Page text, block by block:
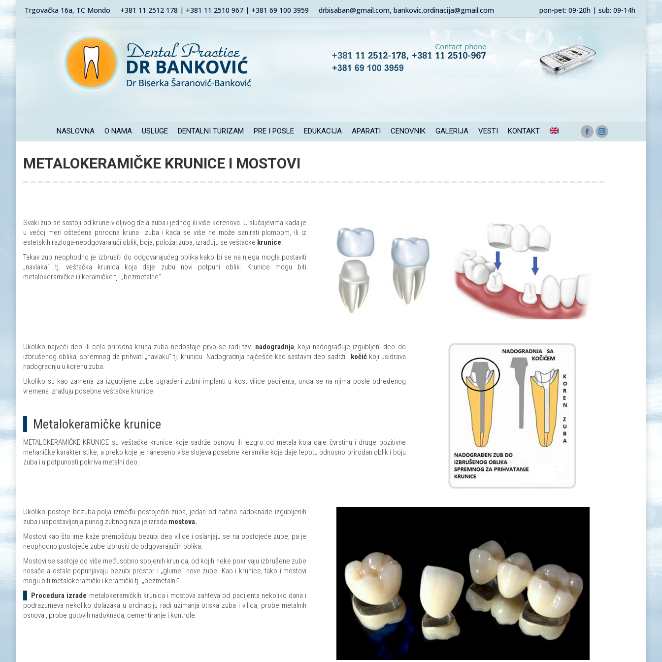
Trgovačka 16a, TC Mondo +381 11 2512 178 | +381 11 2510 967 | +381 69 100 3959 drbisaban@gmail.com, bankovic.ordinacija@gmail.com pon-pet: 09-20h | sub: 09-14h
NASLOVNA O NAMA USLUGE DENTALNI TURIZAM PRE I POSLE EDUKACIJA APARATI CENOVNIK GALERIJA VESTI KONTAKT
FacebookInstagram
METALOKERAMIČKE KRUNICE I MOSTOVI
Svaki zub se sastoji od krune-vidljivog dela zuba i jednog ili više korenova. U slučajevima kada je
u većoj meri oštećena prirodna kruna zuba i kada se više ne može sanirati plombom, ili iz
estetskih razloga-neodgovarajući oblik, boja, položaj zuba, izrađuju se veštačke krunice.
Takav zub neophodno je izbrusiti do odgovarajućeg oblika kako bi se na njega mogla postaviti
„navlaka“ tj. veštačka krunica koja daje zubu novi potpuni oblik. Krunice mogu biti
metalokeramičke ili keramičke tj. „bezmetalne“.
Ukoliko najveći deo ili cela prirodna kruna zuba nedostaje prvo se radi tzv. nadogradnja, koja nadograđuje izgubljeni deo do
izbrušenog oblika, spremnog da prihvati „navlaku“ tj. krunicu. Nadogradnja najčešće kao sastavni deo sadrži i kočić koji usidrava
nadogradnju u korenu zuba.
Ukoliko su kao zamena za izgubljene zube ugrađeni zubni implanti u kost vilice pacijenta, onda se na njima posle određenog
vremena izrađuju posebne veštačke krunice.
Metalokeramičke krunice
METALOKERAMIČKE KRUNICE su veštačke krunice koje sadrže osnovu ili jezgro od metala koja daje čvrstinu i druge pozitivne
mehaničke karakteristike, a preko koje je naneseno više slojeva posebne keramike koja daje lepotu odnosno prirodan oblik i boju
zuba i u potpunosti pokriva metalni deo.
Ukoliko postoje bezuba polja između postojećih zuba, jedan od načina nadoknade izgubljenih
zuba i uspostavljanja punog zubnog niza je izrada mostova.
Mostovi kao što ime kaže premošćuju bezubi deo vilice i oslanjaju se na postojeće zube, pa je
neophodno postojeće zube izbrusiti do odgovarajućih oblika.
Mostovi se sastoje od više međusobno spojenih krunica, od kojih neke pokrivaju izbrušene zube
nosače a ostale popunjavaju bezubi prostor i „glume“ nove zube. Kao i krunice, tako i mostovi
mogu biti metalokeramički i keramički tj. „bezmetalni“.
Procedura izrade metalokeramičkih krunica i mostova zahteva od pacijenta nekoliko dana i
podrazumeva nekoliko dolazaka u ordinaciju radi uzimanja otiska zuba i vilica, probe metalnih
osnova , probe gotovih nadoknada, cementiranje i kontrole.